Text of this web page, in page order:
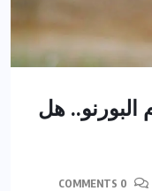
البورنو.. هل